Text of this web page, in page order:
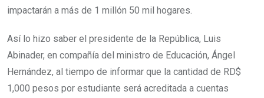
impactarán a más de 1 millón 50 mil hogares.
Así lo hizo saber el presidente de la República, Luis
Abinader, en compañía del ministro de Educación, Ángel
Hernández, al tiempo de informar que la cantidad de RD$
1,000 pesos por estudiante será acreditada a cuentas